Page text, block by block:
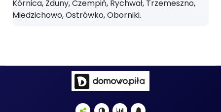
Kórnica, Zduny, Czempiń, Rychwał, Trzemeszno,
Miedzichowo, Ostrówko, Oborniki.